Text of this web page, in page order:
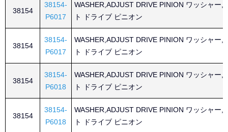
38154
38154-
P6017
WASHER,ADJUST DRIVE PINION ワッシャー,
ト ドライブ ピニオン
38154
38154-
P6017
WASHER,ADJUST DRIVE PINION ワッシャー,
ト ドライブ ピニオン
38154
38154-
P6018
WASHER,ADJUST DRIVE PINION ワッシャー,
ト ドライブ ピニオン
38154
38154-
P6018
WASHER,ADJUST DRIVE PINION ワッシャー,
ト ドライブ ピニオン